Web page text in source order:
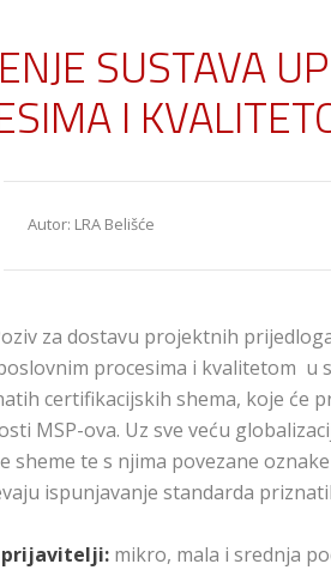
SUSTAVA
I
Autor: LRA Belišće
za dostavu projektnih
procesima i kvalitetom u
certifikacijskih shema, koje će
MSP-ova. Uz sve veću
sheme te s njima povezane
ispunjavanje standarda
mikro, mala i srednja